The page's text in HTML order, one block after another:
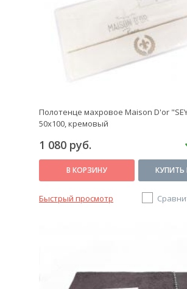
Полотенце махровое Maison D'or
50х100, кремовый
1 080 руб.
В КОРЗИНУ КУПИТЬ
Быстрый просмотр